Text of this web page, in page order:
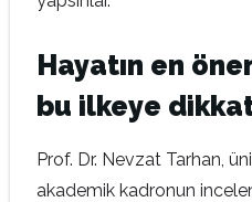
Hayatın en
bu ilkeye
Prof. Dr. Nevzat Tarhan,
akademik kadronun